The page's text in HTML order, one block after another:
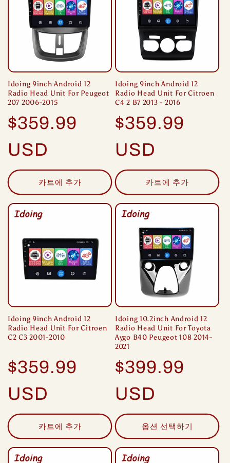
Idoing 9inch Android 12
Radio Head Unit For Peugeot
207 2006-2015
정
가
$359.99
USD
카트에 추가
Idoing 9inch Android 12
Radio Head Unit For Citroen
C4 2 B7 2013 - 2016
정
가
$359.99
USD
카트에 추가
Idoing 9inch Android 12
Radio Head Unit For Citroen
C2 C3 2001-2010
정
가
$359.99
USD
카트에 추가
Idoing 10.2inch Android 12
Radio Head Unit For Toyota
Aygo B40 Peugeot 108 2014-
2021
정
가
$399.99
USD
옵션 선택하기